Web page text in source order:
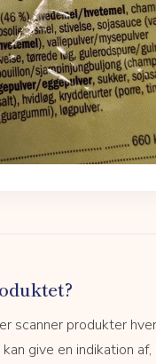
scanner produkter
give en indikation